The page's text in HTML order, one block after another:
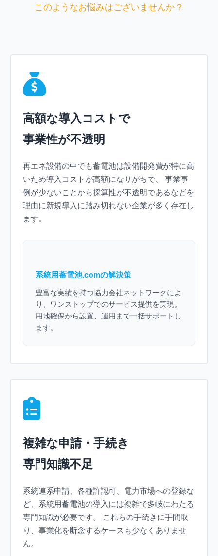
このようなお悩みはございませんか？
高額な導入コストで
事業性が不透明
再エネ設備の中でも蓄電池は設備開発費が特に高
いため導入コストが高額になりがちで、 事業事
例が少ないことから採算性が不透明であるなどを
理由に新規導入に踏み切れない企業が多く存在し
ます。
系統用蓄電池.comの解決策
豊富な実績を持つ協力会社ネットワークによ
り、ワンストップでのサービス提供を実現。
用地確保から設置、運用まで一括サポートし
ます。
複雑な申請・手続き
専門知識不足
系統連系申請、各種許認可、電力市場への登録な
ど、系統用蓄電池の導入には複雑で多岐にわたる
専門知識が必要です。 これらの手続きに手間取
り、事業化を断念するケースも少なくありませ
ん。